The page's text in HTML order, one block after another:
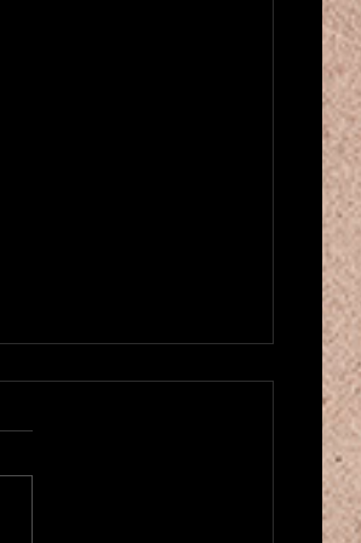
créneau pour cours de danse
ベリーダンスクラスが
ちは！もう2025年も残り